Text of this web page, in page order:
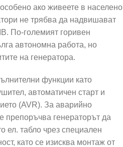
ако живеете в населено
не трябва да надвишават
По-големият горивен
автономна работа, но
на генератора.
функции като
автоматичен старт и
(AVR). За аварийно
препоръчва генераторът да
ел. табло чрез специален
като се изисква монтаж от